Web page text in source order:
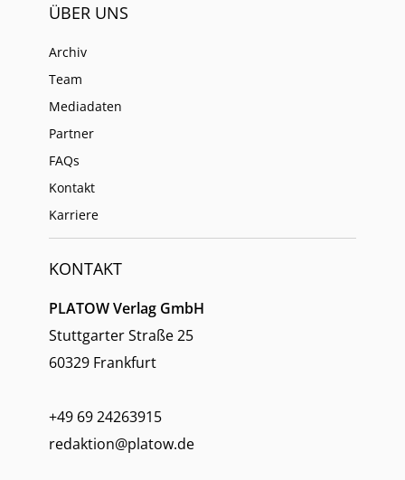
ÜBER UNS
Archiv
Team
Mediadaten
Partner
FAQs
Kontakt
Karriere
KONTAKT
PLATOW Verlag GmbH
Stuttgarter Straße 25
60329 Frankfurt
+49 69 24263915
redaktion@platow.de